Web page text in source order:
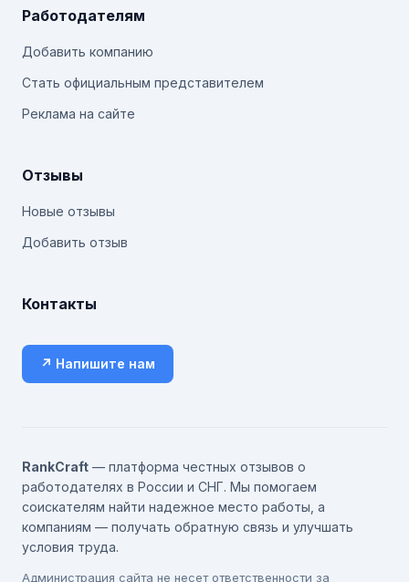
Работодателям
Добавить компанию
Стать официальным представителем
Реклама на сайте
Отзывы
Новые отзывы
Добавить отзыв
Контакты
↗ Напишите нам
RankCraft — платформа честных отзывов о
работодателях в России и СНГ. Мы помогаем
соискателям найти надежное место работы, а
компаниям — получать обратную связь и улучшать
условия труда.
Администрация сайта не несет ответственности за